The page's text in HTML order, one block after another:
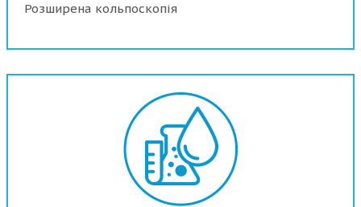
Розширена кольпоскопія